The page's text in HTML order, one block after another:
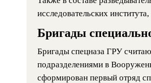
исследовательских
Бригады
Бригады спецназа ГРУ
подразделениями в
сформирован первый отряд